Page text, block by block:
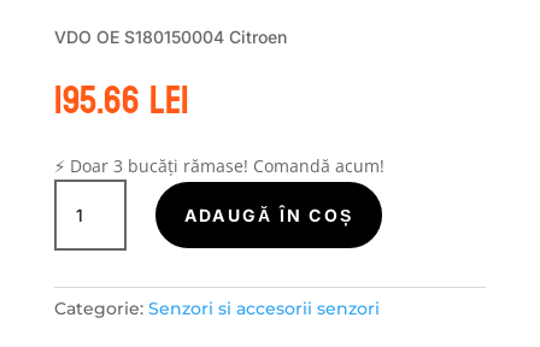
VDO OE S180150004 Citroen
195.66lei
⚡ Doar 3 bucăți rămase! Comandă acum!
Cantitate
VDO
OE
Citroen
ADAUGĂ ÎN COȘ
Categorie: Senzori si accesorii senzori